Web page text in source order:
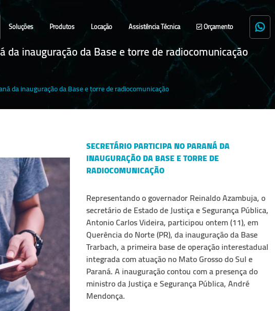
Soluções Produtos Locação Assistência Técnica Orçamento
da inauguração da Base e torre de radiocomunicação
da inauguração da Base e torre de radiocomunicação
SECRETÁRIO PARTICIPA NO PARANÁ DA
INAUGURAÇÃO DA BASE E TORRE DE
RADIOCOMUNICAÇÃO
Representando o governador Reinaldo Azambuja, o
secretário de Estado de Justiça e Segurança Pública,
Antonio Carlos Videira, participou ontem (11), em
Querência do Norte (PR), da inauguração da Base
Trarbach, a primeira base de operação interestadual
integrada com atuação no Mato Grosso do Sul e
Paraná. A inauguração contou com a presença do
ministro da Justiça e Segurança Pública, André
Mendonça.